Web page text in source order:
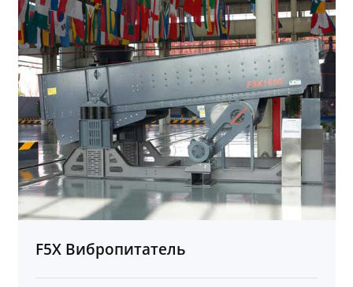
F5X Вибропитатель